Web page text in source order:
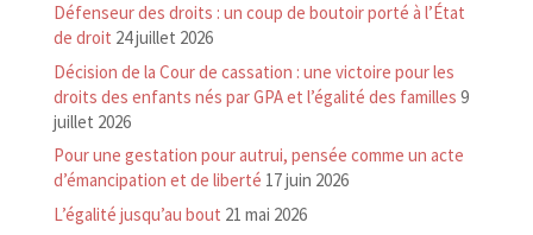
Défenseur des droits : un coup de boutoir porté à l’État
de droit 24 juillet 2026
Décision de la Cour de cassation : une victoire pour les
droits des enfants nés par GPA et l’égalité des familles 9
juillet 2026
Pour une gestation pour autrui, pensée comme un acte
d’émancipation et de liberté 17 juin 2026
L’égalité jusqu’au bout 21 mai 2026